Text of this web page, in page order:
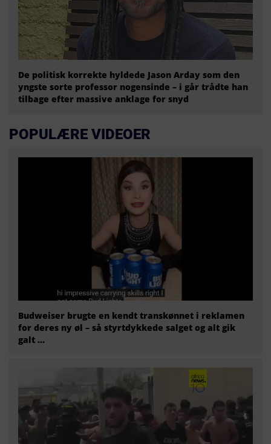
De politisk korrekte hyldede Jason Arday som den
yngste sorte professor nogensinde – i går trådte han
tilbage efter massive anklage for snyd
POPULÆRE VIDEOER
Budweiser brugte en kendt transkønnet i reklamen
for deres ny øl – så styrtdykkede salget og alt gik
galt …